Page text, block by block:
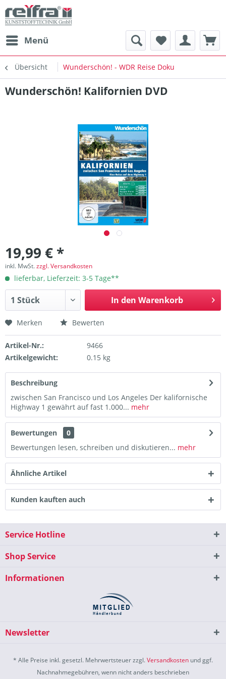
Menü
Übersicht Wunderschön! - WDR Reise Doku
Wunderschön! Kalifornien DVD
19,99 € *
inkl. MwSt.zzgl. Versandkosten
lieferbar, Lieferzeit: 3-5 Tage**
In den Warenkorb
Merken Bewerten
Artikel-Nr.:
9466
Artikelgewicht:
0.15 kg
Beschreibung
zwischen San Francisco und Los Angeles Der kalifornische
Highway 1 gewährt auf fast 1.000... mehr
Bewertungen
0
Bewertungen lesen, schreiben und diskutieren... mehr
Ähnliche Artikel
Kunden kauften auch
Service Hotline
Shop Service
Informationen
Newsletter
* Alle Preise inkl. gesetzl. Mehrwertsteuer zzgl.Versandkosten und ggf.
Nachnahmegebühren, wenn nicht anders beschrieben